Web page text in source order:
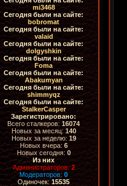
mi3468
Сегодня были на сайте:
bobromat
Сегодня были на сайте:
valaid
Сегодня были на сайте:
dolgyshkin
Сегодня были на сайте:
Foma
Сегодня были на сайте:
Abakumyan
Сегодня были на сайте:
shimmyqz
Сегодня были на сайте:
StalkerCasper
Зарегистрировано:
Всего сталкеров:16074
Новых за месяц:140
Новых за неделю: 19
Новых вчера: 6
Новых сегодня: 0
Из них
Администраторов:2
Модераторов:0
Одиночек: 15535